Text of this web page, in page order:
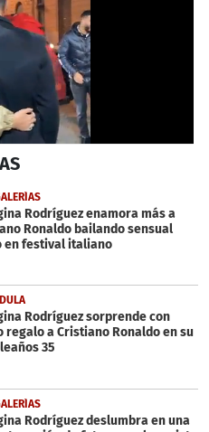
Rodríguez enamora más a
Ronaldo bailando sensual
en festival italiano
Rodríguez sorprende con
regalo a Cristiano Ronaldo en su
35
Rodríguez deslumbra en una